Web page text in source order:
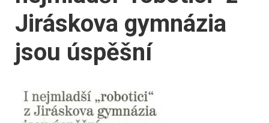
Jiráskova gymnázia
jsou úspěšní